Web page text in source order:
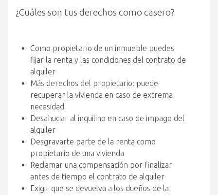
¿Cuáles son tus derechos como casero?
Como propietario de un inmueble puedes
fijar la renta y las condiciones del contrato de
alquiler
Más derechos del propietario: puede
recuperar la vivienda en caso de extrema
necesidad
Desahuciar al inquilino en caso de impago del
alquiler
Desgravarte parte de la renta como
propietario de una vivienda
Reclamar una compensación por finalizar
antes de tiempo el contrato de alquiler
Exigir que se devuelva a los dueños de la